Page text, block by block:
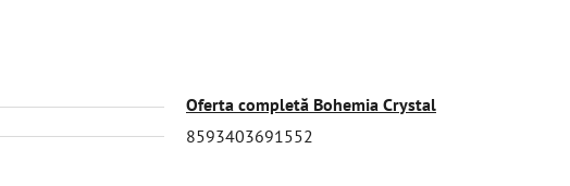
Oferta completă Bohemia Crystal
8593403691552